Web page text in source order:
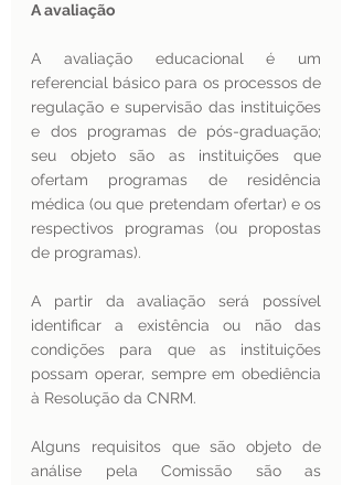
A avaliação
A avaliação educacional é um
referencial básico para os processos de
regulação e supervisão das instituições
e dos programas de pós-graduação;
seu objeto são as instituições que
ofertam programas de residência
médica (ou que pretendam ofertar) e os
respectivos programas (ou propostas
de programas).
A partir da avaliação será possível
identificar a existência ou não das
condições para que as instituições
possam operar, sempre em obediência
à Resolução da CNRM.
Alguns requisitos que são objeto de
análise pela Comissão são as